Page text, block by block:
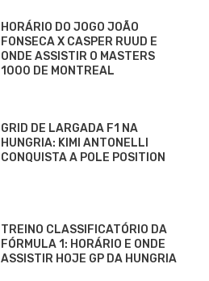
HORÁRIO DO JOGO JOÃO
FONSECA X CASPER RUUD E
ONDE ASSISTIR O MASTERS
1000 DE MONTREAL
GRID DE LARGADA F1 NA
HUNGRIA: KIMI ANTONELLI
CONQUISTA A POLE POSITION
TREINO CLASSIFICATÓRIO DA
FÓRMULA 1: HORÁRIO E ONDE
ASSISTIR HOJE GP DA HUNGRIA